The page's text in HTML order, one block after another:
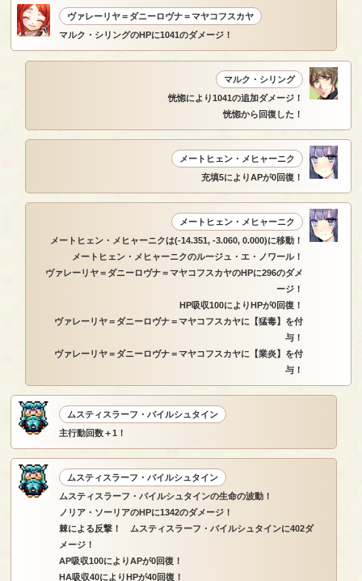
ヴァレーリヤ＝ダニーロヴナ＝マヤコフスカヤ
マルク・シリングのHPに1041のダメージ！
マルク・シリング
恍惚により1041の追加ダメージ！
恍惚から回復した！
メートヒェン・メヒャーニク
充填5によりAPが0回復！
メートヒェン・メヒャーニク
メートヒェン・メヒャーニクは(-14.351, -3.060, 0.000)に移動！
メートヒェン・メヒャーニクのルージュ・エ・ノワール！
ヴァレーリヤ＝ダニーロヴナ＝マヤコフスカヤのHPに296のダメ
ージ！
HP吸収100によりHPが0回復！
ヴァレーリヤ＝ダニーロヴナ＝マヤコフスカヤに【猛毒】を付
与！
ヴァレーリヤ＝ダニーロヴナ＝マヤコフスカヤに【業炎】を付
与！
ムスティスラーフ・バイルシュタイン
主行動回数＋1！
ムスティスラーフ・バイルシュタイン
ムスティスラーフ・バイルシュタインの生命の波動！
ノリア・ソーリアのHPに1342のダメージ！
棘による反撃！ ムスティスラーフ・バイルシュタインに402ダ
メージ！
AP吸収100によりAPが0回復！
HA吸収40によりHPが40回復！